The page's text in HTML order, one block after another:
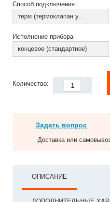
Способ подключения
терм (термоклапан установлен)
Исполнение прибора
концевое (стандартное)
Количество:
Задать вопрос
Доставка или
ОПИСАНИЕ